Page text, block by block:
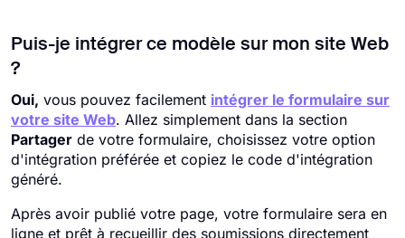
Puis-je intégrer ce modèle sur mon site Web
?
Oui, vous pouvez facilement intégrer le formulaire sur
votre site Web. Allez simplement dans la section
Partager de votre formulaire, choisissez votre option
d'intégration préférée et copiez le code d'intégration
généré.
Après avoir publié votre page, votre formulaire sera en
ligne et prêt à recueillir des soumissions directement